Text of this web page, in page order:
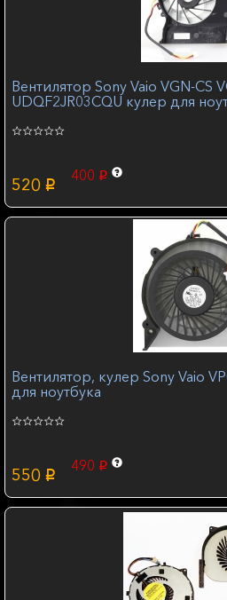
Вентилятор Sony Vaio VGN-CS
UDQF2JR03CQU кулер для
520 p
400 p
Вентилятор, кулер Sony Vaio
для ноутбука
550 p
490 p